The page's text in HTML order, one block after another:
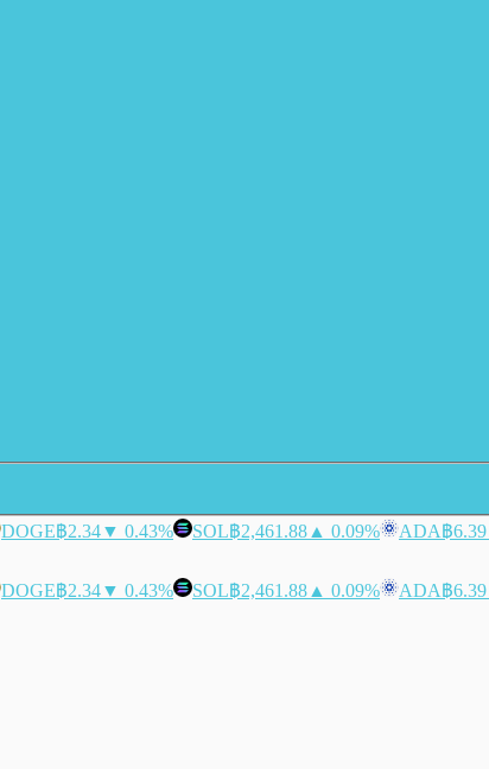
DOGE฿2.34▼ 0.43% SOL฿2,461.88 ▲ 0.09% ADA฿6.39
DOGE฿2.34▼ 0.43% SOL฿2,461.88 ▲ 0.09% ADA฿6.39